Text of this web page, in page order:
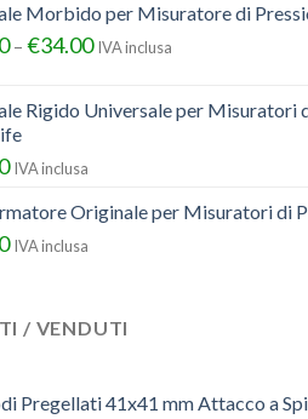
Morbido per Misuratore di
– €34.00 IVA inclusa
Rigido Universale per Misuratori
IVA inclusa
Originale per Misuratori di
IVA inclusa
/ VENDUTI
Pregellati 41x41 mm Attacco a